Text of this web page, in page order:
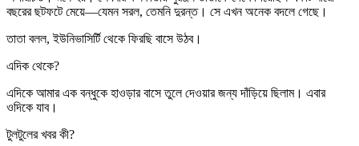
বছরের ছটফটে মেয়ে—যেমন সরল, তেমনি দুরন্ত। সে এখন অনেক বদলে গেছে।
তাতা বলল, ইউনিভাসির্টি থেকে ফিরছি বাসে উঠব।
এদিক থেকে?
এদিকে আমার এক বন্ধুকে হাওড়ার বাসে তুলে দেওয়ার জন্য দাঁড়িয়ে ছিলাম। এবার
ওদিকে যাব।
টুলটুলের খবর কী?